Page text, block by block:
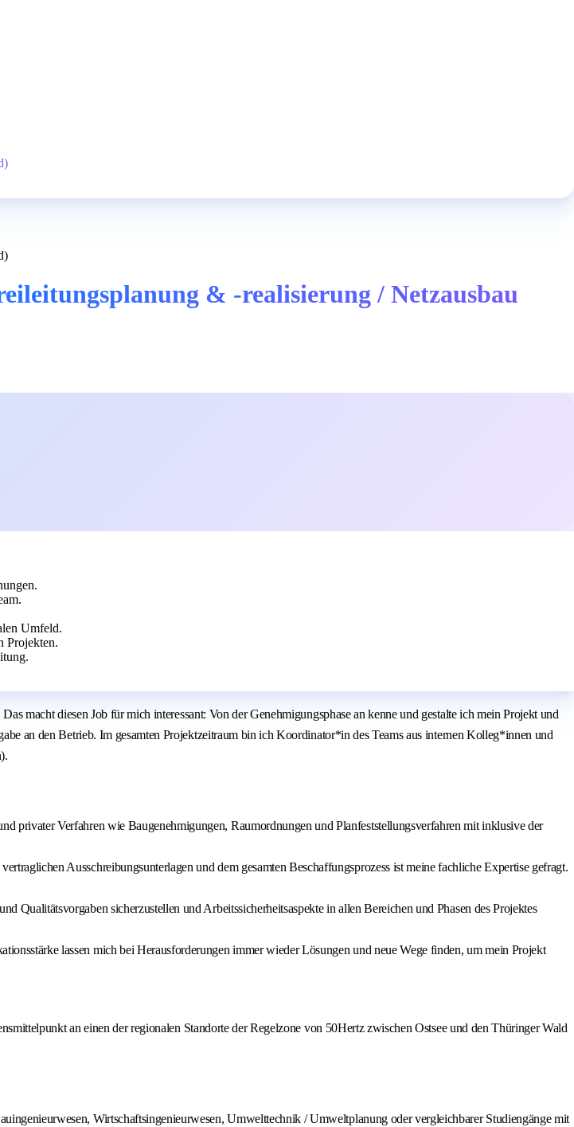
& -realisierung / Netzausbau
Umfeld.
Projekten.
macht diesen Job für mich interessant: Von der Genehmigungsphase an kenne und gestalte ich mein Projekt und
an den Betrieb. Im gesamten Projektzeitraum bin ich Koordinator*in des Teams aus internen Kolleg*innen und
privater Verfahren wie Baugenehmigungen, Raumordnungen und Planfeststellungsverfahren mit inklusive der
Ausschreibungsunterlagen und dem gesamten Beschaffungsprozess ist meine fachliche Expertise gefragt.
sicherzustellen und Arbeitssicherheitsaspekte in allen Bereichen und Phasen des Projektes
lassen mich bei Herausforderungen immer wieder Lösungen und neue Wege finden, um mein Projekt
an einen der regionalen Standorte der Regelzone von 50Hertz zwischen Ostsee und den Thüringer Wald
Wirtschaftsingenieurwesen, Umwelttechnik / Umweltplanung oder vergleichbarer Studiengänge mit